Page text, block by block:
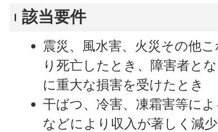
該当要件
震災、風水害、火災その他
り死亡したとき、障害者と
に重大な損害を受けたとき
干ばつ、冷害、凍霜害等に
などにより収入が著しく減